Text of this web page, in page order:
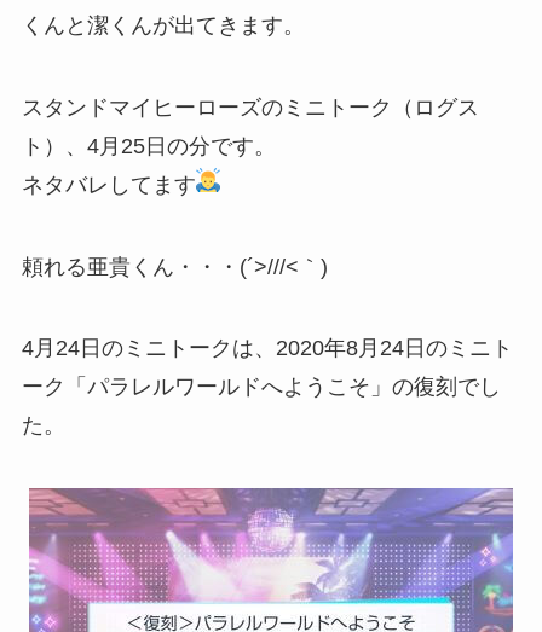
くんと潔くんが出てきます。
スタンドマイヒーローズのミニトーク（ログス
ト）、4月25日の分です。
ネタバレしてます
頼れる亜貴くん・・・(´>///<｀)
4月24日のミニトークは、2020年8月24日のミニト
ーク「パラレルワールドへようこそ」の復刻でし
た。